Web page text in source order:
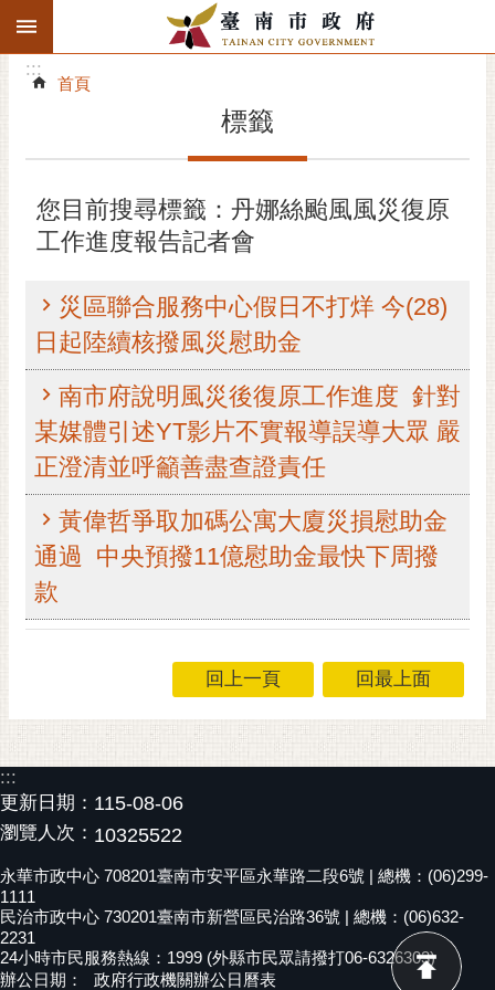
跳到主要內容區塊
搜
階
精彩府城
市府動態
市府團隊
主題服務
市政資訊
市民互動
偉
哲
螢
桐
花
祭
網
站
導
覽
訂
:::
:::
首頁
標籤
您目前搜尋標籤：丹娜絲颱風風災復原
工作進度報告記者會
災區聯合服務中心假日不打烊 今(28)
日起陸續核撥風災慰助金
南市府說明風災後復原工作進度 針對
某媒體引述YT影片不實報導誤導大眾 嚴
正澄清並呼籲善盡查證責任
黃偉哲爭取加碼公寓大廈災損慰助金
通過 中央預撥11億慰助金最快下周撥
款
回上一頁 回最上面
:::
更新日期： 115-08-06
瀏覽人次： 10325522
永華市政中心 708201臺南市安平區永華路二段6號 | 總機：(06)299-
1111
民治市政中心 730201臺南市新營區民治路36號 | 總機：(06)632-
2231
24小時市民服務熱線：1999 (外縣市民眾請撥打06-6326303)
辦公日期：
政府行政機關辦公日曆表